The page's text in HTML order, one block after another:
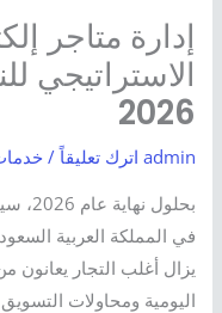
إدارة متاجر
الاستراتيجي
2026
اترك تعليقاً /
admin
يزال أغلب التجار يعانون
اليومية ومحاولات